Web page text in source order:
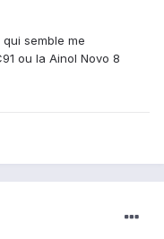
semble me
ou la Ainol Novo 8